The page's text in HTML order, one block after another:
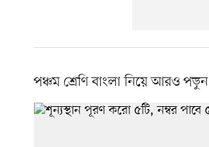
পঞ্চম শ্রেণি বাংলা নিয়ে আরও পড়ুন